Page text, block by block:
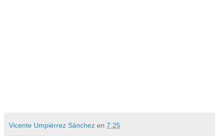
Vicente Umpiérrez Sánchez en 7:25